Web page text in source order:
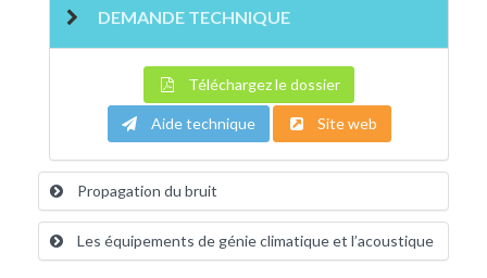
DEMANDE TECHNIQUE
Téléchargez le dossier
Aide technique Site web
Propagation du bruit
Les équipements de génie climatique et l’acoustique